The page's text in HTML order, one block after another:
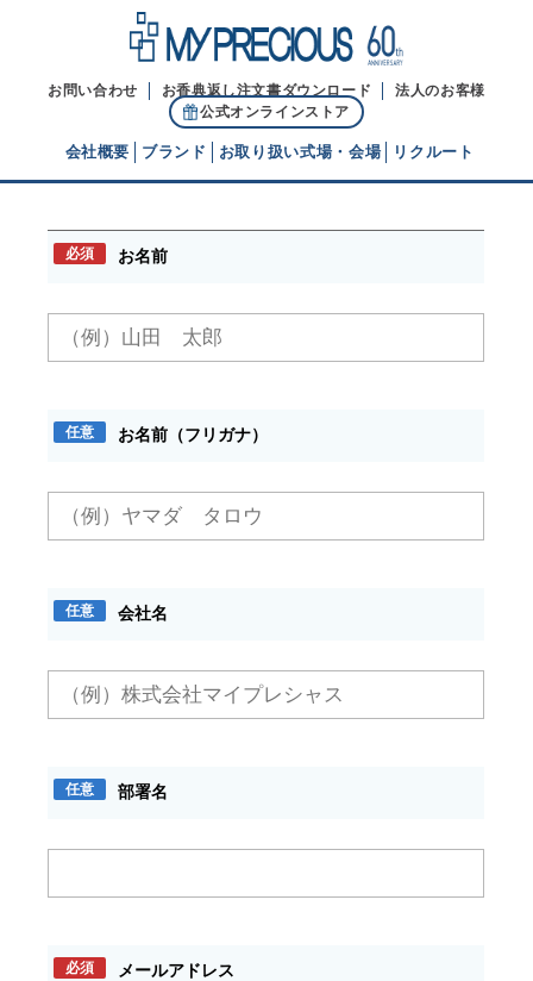
お問い合わせ お香典返し注文書ダウンロード
法人のお客様
公式オンラインストア
会社概要
ブランドヒストリー
ブランド お取り扱い式場・会場 リクルート
お問い合わせ
必須 お名前
任意 お名前（フリガナ）
任意 会社名
任意 部署名
必須 メールアドレス